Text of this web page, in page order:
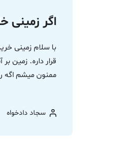
اگر زمینی
با سلام زمینی
قرار داره. زمین
ممنون میشم اگه
سجاد دادخواه